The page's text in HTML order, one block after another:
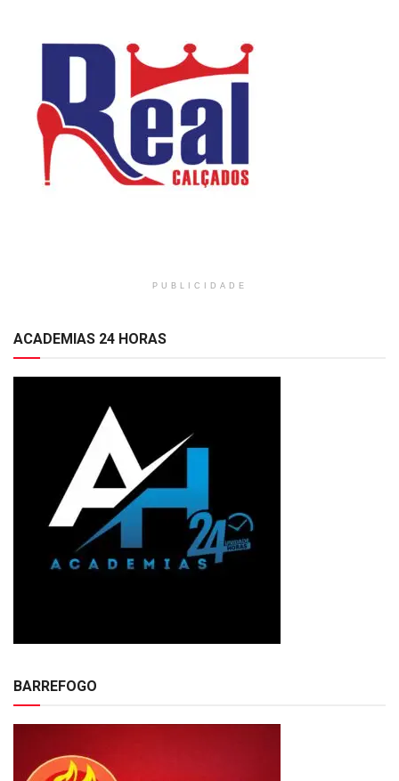
PUBLICIDADE
ACADEMIAS 24 HORAS
BARREFOGO